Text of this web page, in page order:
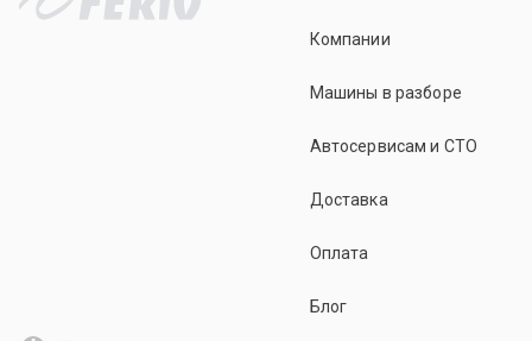
Компании
Машины в разборе
Автосервисам и СТО
Доставка
Оплата
Блог